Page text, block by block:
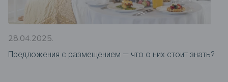
28.04.2025.
Предложения c размещением — что о них стоит знать?